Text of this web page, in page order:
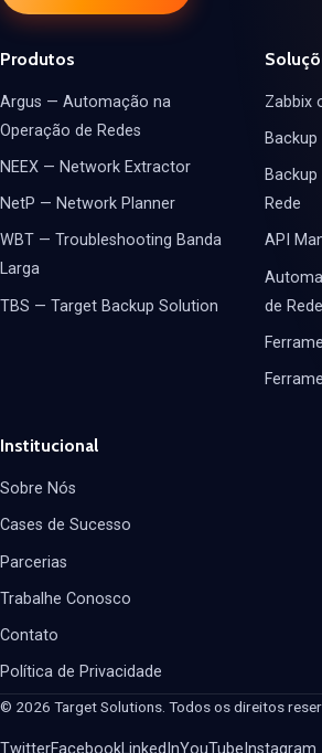
Produtos
Argus — Automação na
Operação de Redes
NEEX — Network Extractor
NetP — Network Planner
WBT — Troubleshooting Banda
Larga
TBS — Target Backup Solution
Zabbix
Backup
Rede
API
de
Institucional
Sobre Nós
Cases de Sucesso
Parcerias
Trabalhe Conosco
Contato
Política de Privacidade
© 2026 Target Solutions. Todos os direitos